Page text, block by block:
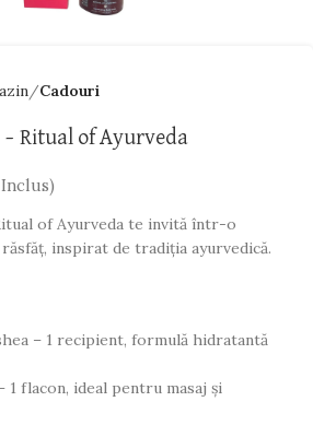
Cadouri
– Ritual of Ayurveda
of Ayurveda te invită într-o
inspirat de tradiția ayurvedică.
– 1 recipient, formulă hidratantă
1 flacon, ideal pentru masaj și